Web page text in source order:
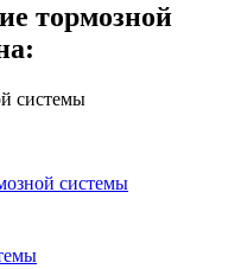
тормозной
системы
системы